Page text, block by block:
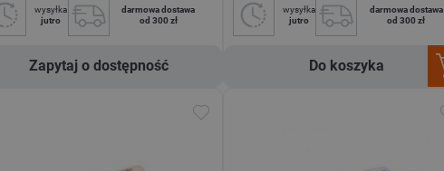
wysyłka
jutro
darmowa dostawa
od 300 zł
Zapytaj o dostępność
wysyłka
jutro
darmowa dostawa
od 300 zł
Do koszyka